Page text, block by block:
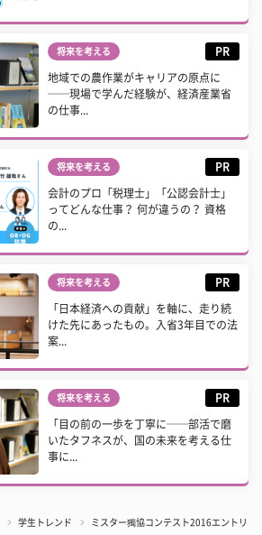
将来を考える PR
地域での農作業がキャリアの原点に
──現場で学んだ経験が、経済産業省
の仕事...
将来を考える PR
会計のプロ「税理士」「公認会計士」
ってどんな仕事？ 何が違うの？ 資格
の...
将来を考える PR
「日本経済への貢献」を軸に、走り続
けた先にあったもの。入省3年目での法
案...
将来を考える PR
「目の前の一歩を丁寧に──部活で磨
いたタフネスが、国の未来を考える仕
事に...
学生トレンド ミスター獨協コンテスト2016エントリー